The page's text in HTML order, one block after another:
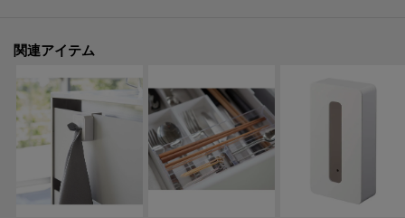
関連アイテム